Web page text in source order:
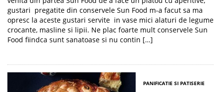
gustari pregatite din conservele Sun Food m-a facut sa ma
opresc la aceste gustari servite in vase mici alaturi de legume
crocante, masline si lipii. Ne plac foarte mult conservele Sun
Food fiindca sunt sanatoase si nu contin […]
PANIFICATIE SI PATISERIE